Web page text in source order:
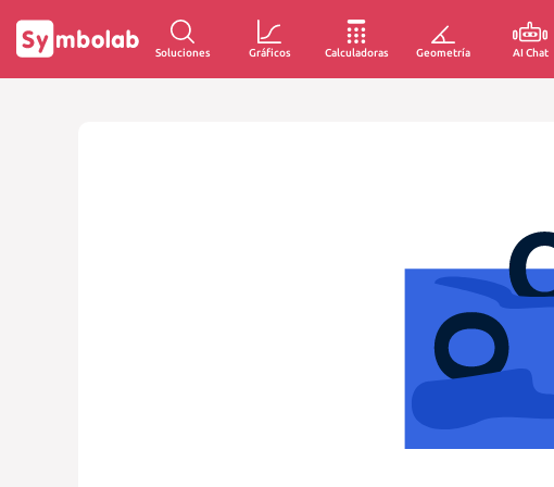
Soluciones Gráficos Calculadoras Geometría AI Chat